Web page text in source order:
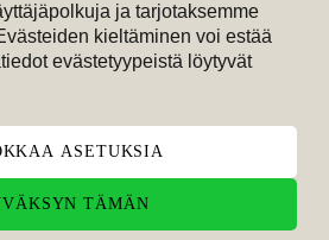
ja tarjotaksemme
kieltäminen voi estää
evästetyypeistä löytyvät
ASETUKSIA
TÄMÄN
Seuraa meitä